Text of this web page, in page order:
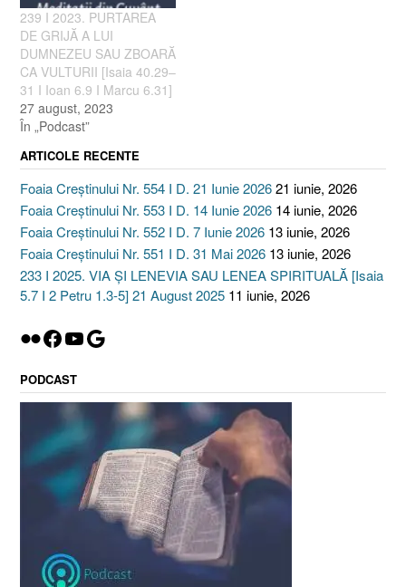
239 I 2023. PURTAREA
DE GRIJĂ A LUI
DUMNEZEU SAU ZBOARĂ
CA VULTURII [Isaia 40.29–
31 I Ioan 6.9 I Marcu 6.31]
27 august, 2023
În „Podcast”
ARTICOLE RECENTE
Foaia Creștinului Nr. 554 I D. 21 Iunie 202621 iunie, 2026
Foaia Creștinului Nr. 553 I D. 14 Iunie 2026 14 iunie, 2026
Foaia Creștinului Nr. 552 I D. 7 Iunie 2026 13 iunie, 2026
Foaia Creștinului Nr. 551 I D. 31 Mai 2026 13 iunie, 2026
233 I 2025. VIA ȘI LENEVIA SAU LENEA SPIRITUALĂ [Isaia
5.7 I 2 Petru 1.3-5] 21 August 2025 11 iunie, 2026
Flickr
Facebook
YouTube
Google
PODCAST